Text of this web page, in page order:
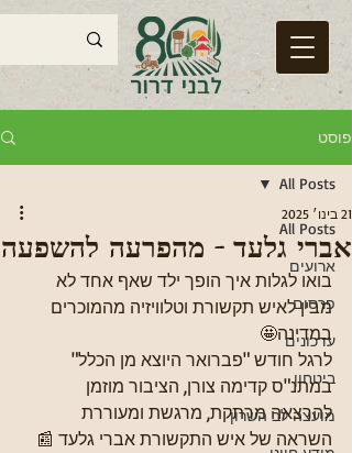
פוסט
All Posts
ארועים
פרסום
עדכונים
ביטחון
מועצה לב השרון
All Posts
אברי גלעד - מהפרעה להשפעה
21 בינו׳ 2025
בואו לגלות איך הופך ילד שאף אחד לא
מבין לאיש תקשורת וטלוויזיה מהמוכרים
במדינה🤩
לרגל חודש "פברואר היוצא מן הכלל"
במתנ"ס קדימה צורן, הציבור מוזמן
להרצאה מרתקת, מרגשת ומעוררת
השראה של איש התקשורת אברי גלעד 📰